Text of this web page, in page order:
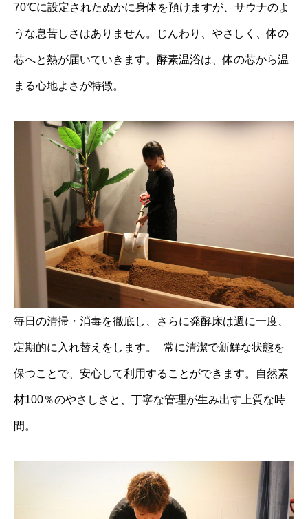
70℃に設定されたぬかに身体を預けますが、サウナのよ
うな息苦しさはありません。じんわり、やさしく、体の
芯へと熱が届いていきます。酵素温浴は、体の芯から温
まる心地よさが特徴。
毎日の清掃・消毒を徹底し、さらに発酵床は週に一度、
定期的に入れ替えをします。 常に清潔で新鮮な状態を
保つことで、安心して利用することができます。自然素
材100％のやさしさと、丁寧な管理が生み出す上質な時
間。